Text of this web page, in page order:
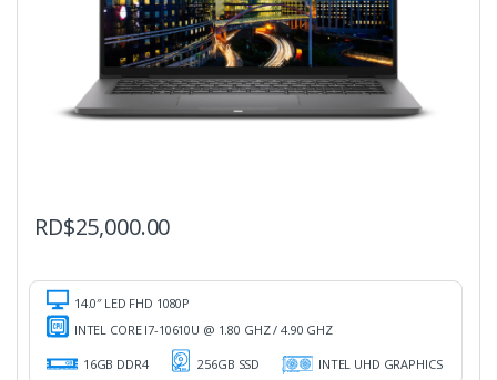
RD$25,000.00
14.0″ LED FHD 1080P
INTEL CORE I7-10610U @ 1.80 GHZ / 4.90 GHZ
16GB DDR4 256GB SSD INTEL UHD GRAPHICS